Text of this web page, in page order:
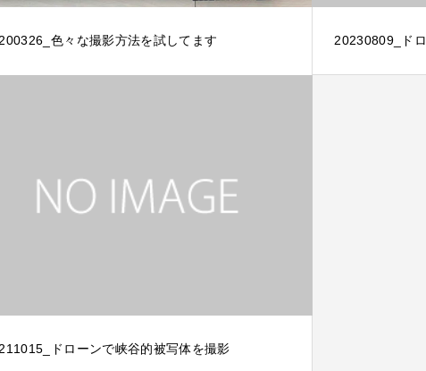
色々な撮影方法を試してます 20230809_ド
ドローンで峡谷的被写体を撮影